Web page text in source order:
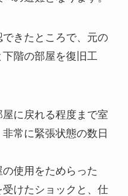
きたところで、元の
階の部屋を復旧工
に戻れる程度まで室
常に緊張状態の数日
の使用をためらった
けたショックと、仕